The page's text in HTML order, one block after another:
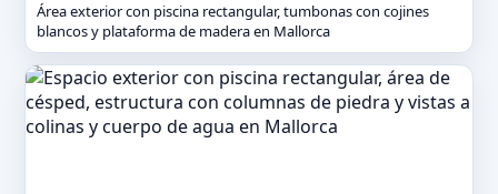
Área exterior con piscina rectangular, tumbonas con cojines
blancos y plataforma de madera en Mallorca